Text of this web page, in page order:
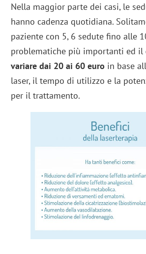
Nella maggior parte dei casi, le
hanno cadenza quotidiana.
paziente con 5, 6 sedute fino alle
problematiche più importanti ed il
variare dai 20 ai 60 euro in base
laser, il tempo di utilizzo e la
per il trattamento.